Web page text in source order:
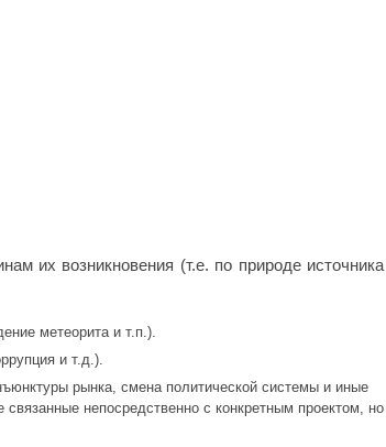
их возникновения (т.е. по природе источника
метеорита и т.п.).
и т.д.).
рынка, смена политической системы и иные
непосредственно с конкретным проектом, но